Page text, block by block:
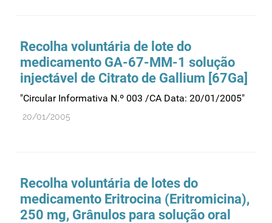
Recolha voluntária de lote do
medicamento GA-67-MM-1 solução
injectável de Citrato de Gallium [67Ga]
"Circular Informativa N.º 003 /CA Data: 20/01/2005"
20/01/2005
Recolha voluntária de lotes do
medicamento Eritrocina (Eritromicina),
250 mg, Grânulos para solução oral